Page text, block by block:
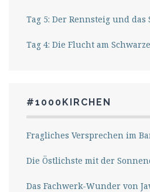
Tag 5: Der Rennsteig und das
Tag 4: Die Flucht am
#1000KIRCHEN
Fragliches Versprechen im
Die Östlichste mit der
Das Fachwerk-Wunder von